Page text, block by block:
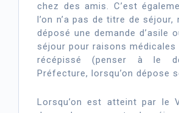
chez des amis. C’est
l’on n’a pas de titre de séjour,
déposé une demande d’asile
séjour pour raisons médicales
récépissé (penser à le
Préfecture, lorsqu’on dépose
Lorsqu’on est atteint par le